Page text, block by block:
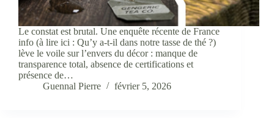
Le constat est brutal. Une enquête récente de France
info (à lire ici : Qu’y a-t-il dans notre tasse de thé ?)
lève le voile sur l’envers du décor : manque de
transparence total, absence de certifications et
présence de…
Guennal Pierre
février 5, 2026